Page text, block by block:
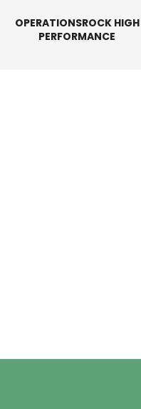
OPERATIONSROCK HIGH
PERFORMANCE